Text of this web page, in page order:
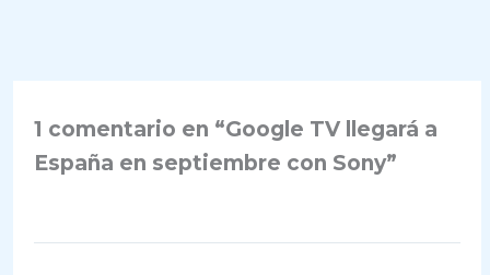
1 comentario en “Google TV llegará a
España en septiembre con Sony”